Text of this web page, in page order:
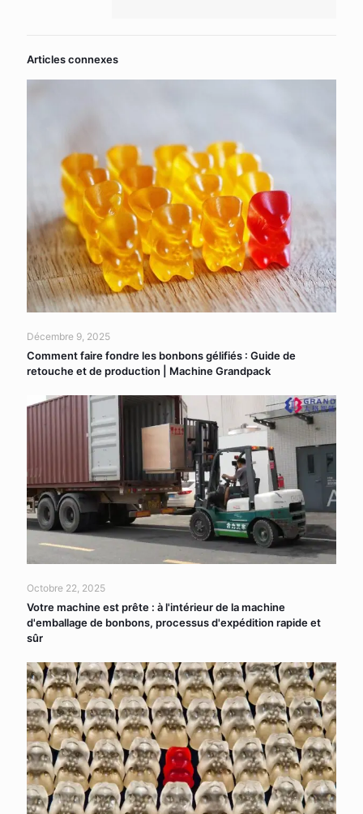
Articles connexes
Décembre 9, 2025
Comment faire fondre les bonbons gélifiés : Guide de
retouche et de production | Machine Grandpack
Octobre 22, 2025
Votre machine est prête : à l'intérieur de la machine
d'emballage de bonbons, processus d'expédition rapide et
sûr